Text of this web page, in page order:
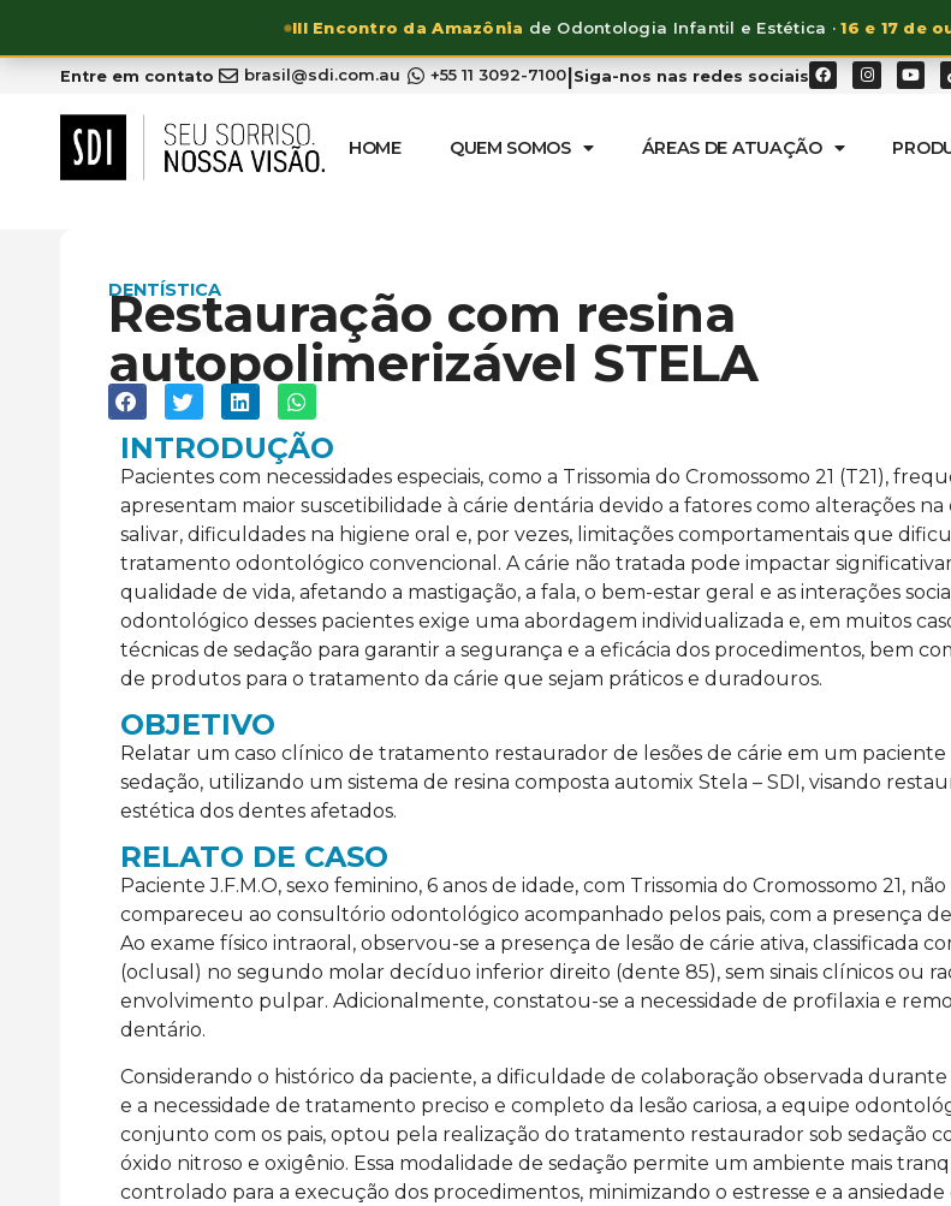
III Encontro da Amazônia de Odontologia Infantil e Estética ·16 e 17 de
Entre em contato brasil@sdi.com.au +55 11 3092-7100|Siga-nos nas redes sociais
HOME QUEM SOMOS ÁREAS DE ATUAÇÃO
DENTÍSTICA
Restauração com resina
autopolimerizável STELA
INTRODUÇÃO
Pacientes com necessidades especiais, como a Trissomia do Cromossomo 21 (T21),
apresentam maior suscetibilidade à cárie dentária devido a fatores como alterações na
salivar, dificuldades na higiene oral e, por vezes, limitações comportamentais que
tratamento odontológico convencional. A cárie não tratada pode impactar
qualidade de vida, afetando a mastigação, a fala, o bem-estar geral e as interações
odontológico desses pacientes exige uma abordagem individualizada e, em muitos
técnicas de sedação para garantir a segurança e a eficácia dos procedimentos, bem
de produtos para o tratamento da cárie que sejam práticos e duradouros.
OBJETIVO
Relatar um caso clínico de tratamento restaurador de lesões de cárie em um paciente
sedação, utilizando um sistema de resina composta automix Stela – SDI, visando
estética dos dentes afetados.
RELATO DE CASO
Paciente J.F.M.O, sexo feminino, 6 anos de idade, com Trissomia do Cromossomo 21,
compareceu ao consultório odontológico acompanhado pelos pais, com a presença de
Ao exame físico intraoral, observou-se a presença de lesão de cárie ativa, classificada
(oclusal) no segundo molar decíduo inferior direito (dente 85), sem sinais clínicos ou
envolvimento pulpar. Adicionalmente, constatou-se a necessidade de profilaxia e
dentário.
Considerando o histórico da paciente, a dificuldade de colaboração observada
e a necessidade de tratamento preciso e completo da lesão cariosa, a equipe
conjunto com os pais, optou pela realização do tratamento restaurador sob sedação
óxido nitroso e oxigênio. Essa modalidade de sedação permite um ambiente mais
controlado para a execução dos procedimentos, minimizando o estresse e a ansiedade
dental associado
dentes vitais
Facetas em Resina Composta
de Opacidade Intermediária –
Luna 2
LEIA MAIS >>
Facetas diretas
LEIA MAIS >>